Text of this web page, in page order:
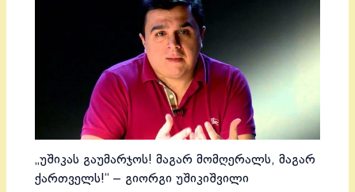
„უშიკას გაუმარჯოს! მაგარ მომღერალს, მაგარ
ქართველს!“ – გიორგი უშიკიშვილი